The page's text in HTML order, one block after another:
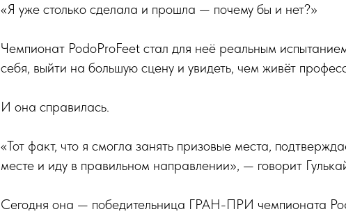
«Я уже столько сделала и прошла — почему бы и нет?»
Чемпионат PodoProFeet стал для неё реальным
себя, выйти на большую сцену и увидеть, чем живёт
И она справилась.
«Тот факт, что я смогла занять призовые места,
месте и иду в правильном направлении», — говорит
Сегодня она — победительница ГРАН-ПРИ чемпионата